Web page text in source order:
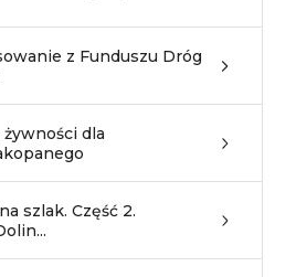
z Funduszu Dróg
dla
szlak. Część 2.